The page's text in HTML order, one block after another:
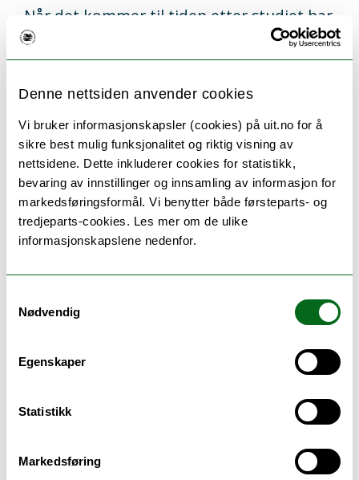
Denne nettsiden anvender cookies
Vi bruker informasjonskapsler (cookies) på uit.no for å
sikre best mulig funksjonalitet og riktig visning av
nettsidene. Dette inkluderer cookies for statistikk,
bevaring av innstillinger og innsamling av informasjon for
markedsføringsformål. Vi benytter både førsteparts- og
tredjeparts-cookies. Les mer om de ulike
informasjonskapslene nedenfor.
Nødvendig
Egenskaper
Statistikk
Markedsføring
Når det kommer til tiden etter studiet har
hun ikke helt bestemt seg for hva hun vil
gjøre. Romfysikk er enintegrert master,
noe som betyr at hun ikke har en grad
etter tre år, men må ta mastergraden på
fem år i ett. Med en master i romfysikk
har man mange muligheter og Aurora
stresser ikke med å bestemme seg helt
enda.
-Jeg tror det blir lettere å bestemme seg
etter at vi har hatt fagene som er mer
relatert til romfysikk, da blir det nok
lettere å finne ut hva man trives best med.
Romfysikk gir en sivilingeniørgrad, så jeg
mange muligheter i arbeidslivet.
Innenfor romfysikk forteller Aurora at
man kan jobbe med rakettforskning, eller
annen forskning. Man kan jobbe i private
bedrifter, i det offentlige, med fysikk og